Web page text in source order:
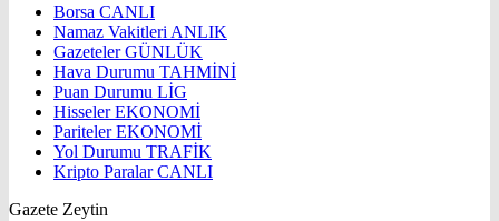
Borsa CANLI
Namaz Vakitleri ANLIK
GazetelerGÜNLÜK
Hava Durumu TAHMİNİ
Puan Durumu LİG
HisselerEKONOMİ
ParitelerEKONOMİ
Yol Durumu TRAFİK
Kripto ParalarCANLI
Gazete Zeytin